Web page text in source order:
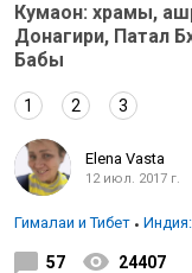
Кумаон: храмы,
Донагири, Патал
Бабы
1 2 3
Elena Vasta
12 июл. 2017 г.
Гималаи и Тибет
57 24407